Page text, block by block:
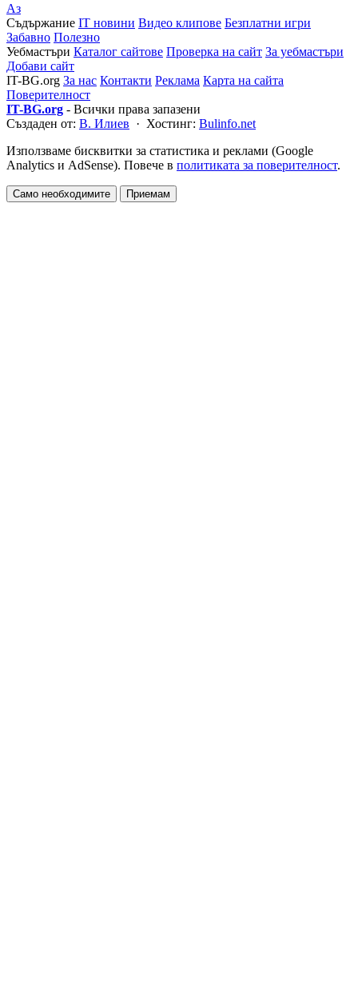
Аз
Съдържание IT новини Видео клипове Безплатни игри
Забавно Полезно
Уебмастъри Каталог сайтове Проверка на сайт За уебмастъри
Добави сайт
IT-BG.org За нас Контакти Реклама Карта на сайта
Поверителност
IT-BG.org - Всички права запазени
Създаден от: В. Илиев · Хостинг: Bulinfo.net
Използваме бисквитки за статистика и реклами (Google
Analytics и AdSense). Повече в политиката за поверителност.
Само необходимите Приемам